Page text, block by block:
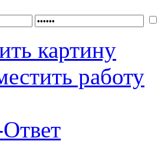
картину
работу